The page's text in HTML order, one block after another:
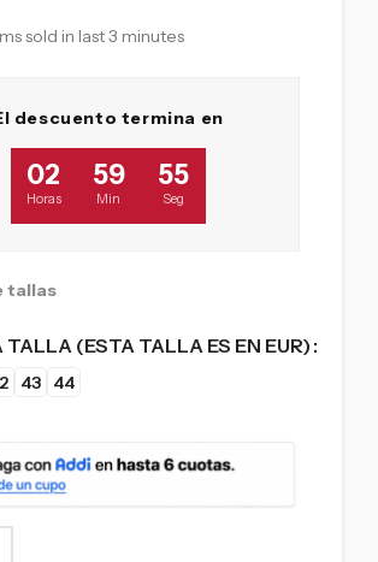
sold in last 3 minutes
descuento termina en
02
Horas
59
Min
54
Seg
tallas
TALLA (ESTA TALLA ES EN EUR)
43 44